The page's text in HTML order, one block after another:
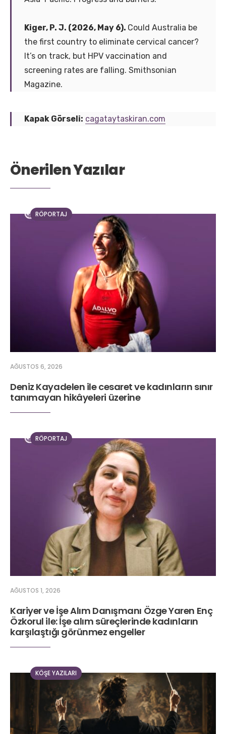
Kiger, P. J. (2026, May 6). Could Australia be
the first country to eliminate cervical cancer?
It’s on track, but HPV vaccination and
screening rates are falling. Smithsonian
Magazine.
Kapak Görseli: cagataytaskiran.com
Önerilen Yazılar
RÖPORTAJ
AĞUSTOS 6, 2026
Deniz Kayadelen ile cesaret ve kadınların sınır
tanımayan hikâyeleri üzerine
RÖPORTAJ
AĞUSTOS 1, 2026
Kariyer ve İşe Alım Danışmanı Özge Yaren Enç
Özkorul ile: İşe alım süreçlerinde kadınların
karşılaştığı görünmez engeller
KÖŞE YAZILARI